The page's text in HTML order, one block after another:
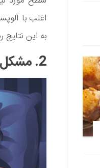
اغلب با
به این
2. مشکل در خواب